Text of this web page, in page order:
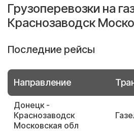
Грузоперевозки на
Краснозаводск
Последние рейсы
Направление
Донецк -
Краснозаводск
Московская обл